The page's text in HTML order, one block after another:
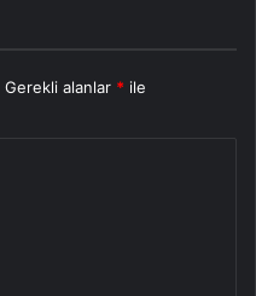
Gerekli alanlar * ile